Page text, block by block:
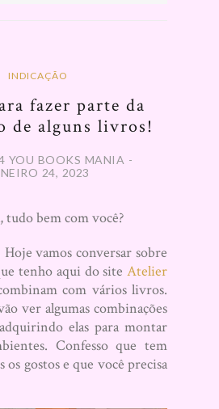
INDICAÇÃO
fazer parte da
de alguns livros!
YOU BOOKS MANIA -
24, 2023
tudo bem com você?
vamos conversar sobre
tenho aqui do site Atelier
com vários livros.
ver algumas combinações
elas para montar
Confesso que tem
os gostos e que você precisa